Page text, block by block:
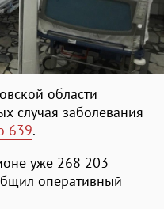
области
случая заболевания
639.
уже 268 203
оперативный